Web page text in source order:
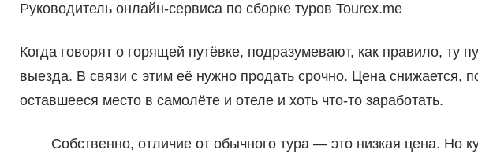
Руководитель онлайн-сервиса по сборке туров Tourex.me
Когда говорят о горящей путёвке, подразумевают, как правило, ту
выезда. В связи с этим её нужно продать срочно. Цена снижается,
оставшееся место в самолёте и отеле и хоть что-то заработать.
Собственно, отличие от обычного тура — это низкая цена. Но